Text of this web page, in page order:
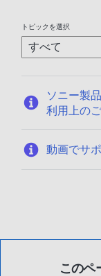
トピックを選択
ソニー製
利用上の
動画でサ
このペ